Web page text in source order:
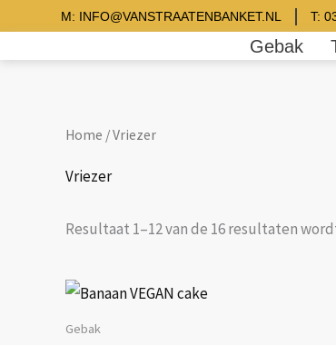
M: INFO@VANSTRAATENBANKET.NL T:
Gebak
Home / Vriezer
Vriezer
Resultaat 1–12 van de 16 resultaten
Gebak